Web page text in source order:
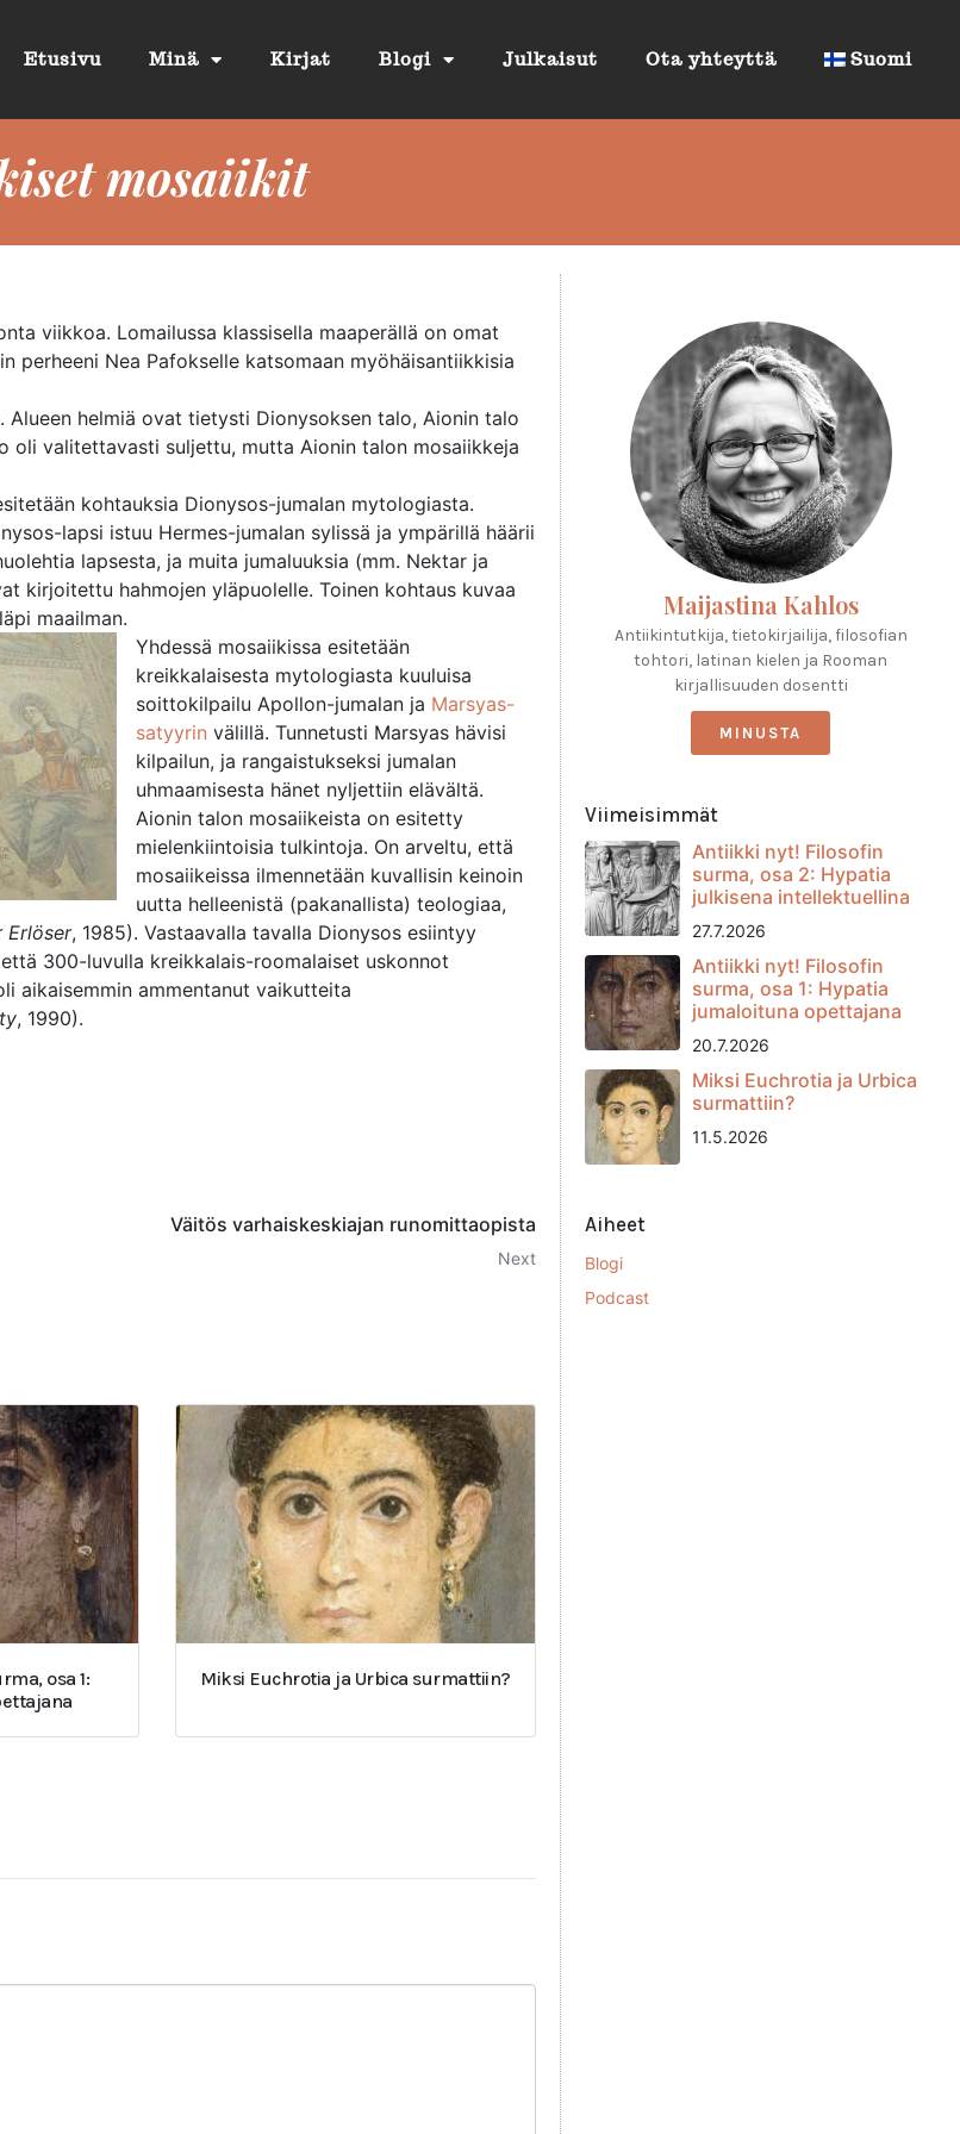
Etusivu Minä Kirjat Blogi Julkaisut Ota yhteyttä Suomi
mosaiikit
viikkoa. Lomailussa klassisella maaperällä on omat
perheeni Nea Pafokselle katsomaan myöhäisantiikkisia
helmiä ovat tietysti Dionysoksen talo, Aionin talo
oli valitettavasti suljettu, mutta Aionin talon mosaiikkeja
kohtauksia Dionysos-jumalan mytologiasta.
lapsi istuu Hermes-jumalan sylissä ja ympärillä häärii
lapsesta, ja muita jumaluuksia (mm. Nektar ja
kirjoitettu hahmojen yläpuolelle. Toinen kohtaus kuvaa
maailman.
Yhdessä mosaiikissa esitetään
kreikkalaisesta mytologiasta kuuluisa
soittokilpailu Apollon-jumalan ja Marsyas-
satyyrin välillä. Tunnetusti Marsyas hävisi
kilpailun, ja rangaistukseksi jumalan
uhmaamisesta hänet nyljettiin elävältä.
Aionin talon mosaiikeista on esitetty
mielenkiintoisia tulkintoja. On arveltu, että
mosaiikeissa ilmennetään kuvallisin keinoin
uutta helleenistä (pakanallista) teologiaa,
Erlöser, 1985). Vastaavalla tavalla Dionysos esiintyy
300-luvulla kreikkalais-roomalaiset uskonnot
aikaisemmin ammentanut vaikutteita
, 1990).
Väitös varhaiskeskiajan runomittaopista
Next
osa 1:
Miksi Euchrotia ja Urbica surmattiin?
Maijastina Kahlos
Antiikintutkija, tietokirjailija, filosofian
tohtori, latinan kielen ja Rooman
kirjallisuuden dosentti
MINUSTA
Viimeisimmät
Antiikki nyt! Filosofin
surma, osa 2: Hypatia
julkisena intellektuellina
27.7.2026
Antiikki nyt! Filosofin
surma, osa 1: Hypatia
jumaloituna opettajana
20.7.2026
Miksi Euchrotia ja Urbica
surmattiin?
11.5.2026
Aiheet
Blogi
Podcast